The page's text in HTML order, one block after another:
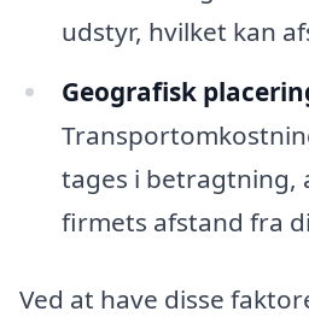
udstyr, hvilket kan
Geografisk
tages i betragtning,
firmets afstand fra
Ved at have disse